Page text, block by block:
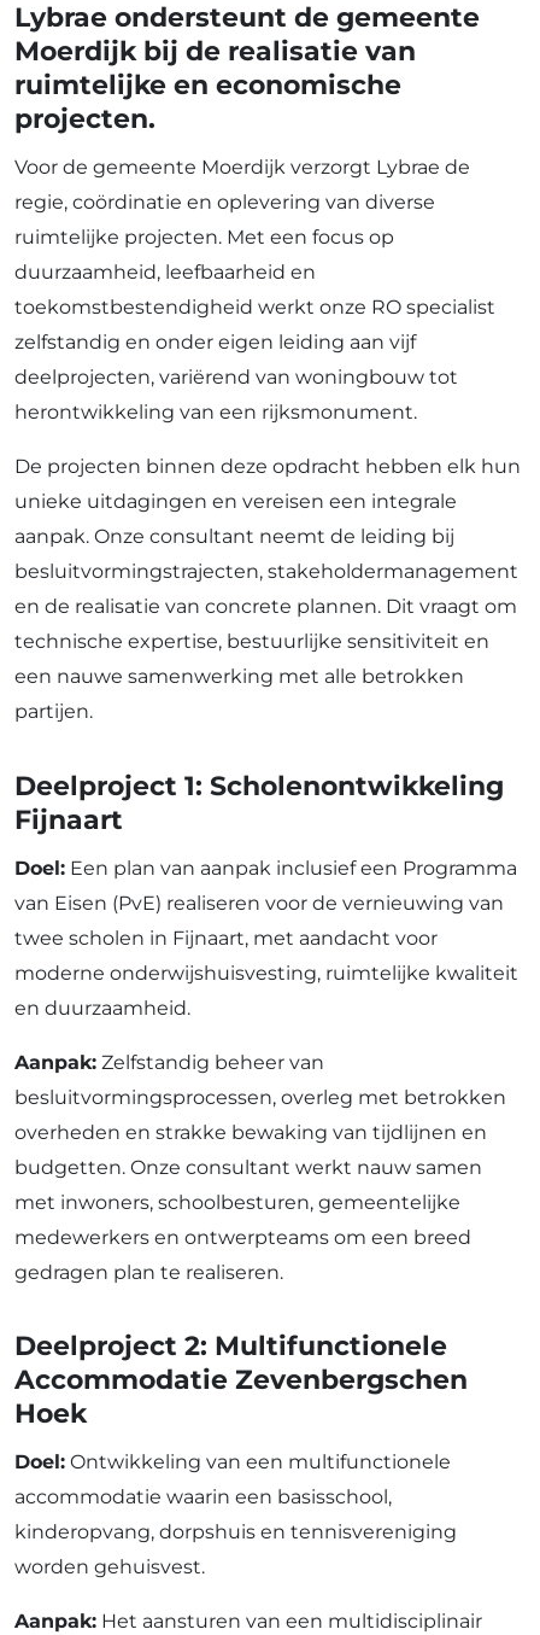
Lybrae ondersteunt de gemeente
Moerdijk bij de realisatie van
ruimtelijke en economische
projecten.
Voor de gemeente Moerdijk verzorgt Lybrae de
regie, coördinatie en oplevering van diverse
ruimtelijke projecten. Met een focus op
duurzaamheid, leefbaarheid en
toekomstbestendigheid werkt onze RO specialist
zelfstandig en onder eigen leiding aan vijf
deelprojecten, variërend van woningbouw tot
herontwikkeling van een rijksmonument.
De projecten binnen deze opdracht hebben elk hun
unieke uitdagingen en vereisen een integrale
aanpak. Onze consultant neemt de leiding bij
besluitvormingstrajecten, stakeholdermanagement
en de realisatie van concrete plannen. Dit vraagt om
technische expertise, bestuurlijke sensitiviteit en
een nauwe samenwerking met alle betrokken
partijen.
Deelproject 1: Scholenontwikkeling
Fijnaart
Doel: Een plan van aanpak inclusief een Programma
van Eisen (PvE) realiseren voor de vernieuwing van
twee scholen in Fijnaart, met aandacht voor
moderne onderwijshuisvesting, ruimtelijke kwaliteit
en duurzaamheid.
Aanpak: Zelfstandig beheer van
besluitvormingsprocessen, overleg met betrokken
overheden en strakke bewaking van tijdlijnen en
budgetten. Onze consultant werkt nauw samen
met inwoners, schoolbesturen, gemeentelijke
medewerkers en ontwerpteams om een breed
gedragen plan te realiseren.
Deelproject 2: Multifunctionele
Accommodatie Zevenbergschen
Hoek
Doel: Ontwikkeling van een multifunctionele
accommodatie waarin een basisschool,
kinderopvang, dorpshuis en tennisvereniging
worden gehuisvest.
Aanpak: Het aansturen van een multidisciplinair